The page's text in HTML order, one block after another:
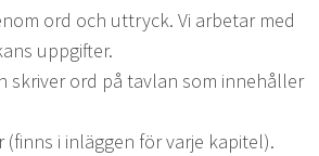
ord och uttryck. Vi arbetar med
uppgifter.
skriver ord på tavlan som innehåller
i inläggen för varje kapitel).